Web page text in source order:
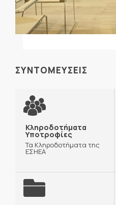
ΣΥΝΤΟΜΕΥΣΕΙΣ
Κληροδοτήματα
Υποτροφίες
Τα Κληροδοτήματα της
ΕΣΗΕΑ